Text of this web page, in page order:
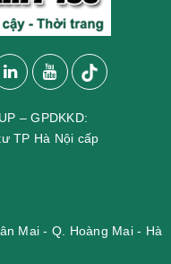
– GPDKKD:
TP Hà Nội cấp
Mai - Q. Hoàng Mai - Hà